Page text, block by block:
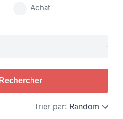
Achat
Rechercher
Trier par: Random